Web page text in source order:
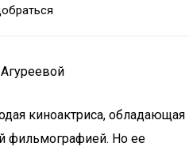
киноактриса, обладающая
фильмографией. Но ее